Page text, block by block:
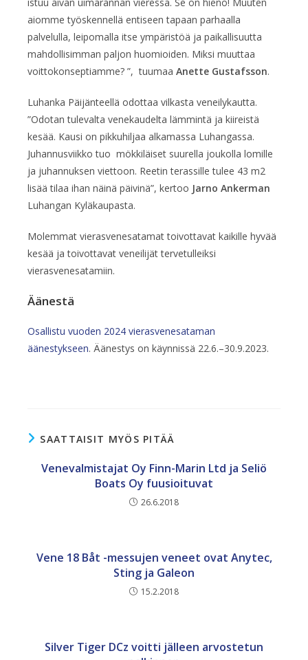
aiomme työskennellä entiseen tapaan parhaalla
palvelulla, leipomalla itse ympäristöä ja paikallisuutta
mahdollisimman paljon huomioiden. Miksi muuttaa
voittokonseptiamme? ”, tuumaa Anette Gustafsson.
Luhanka Päijänteellä odottaa vilkasta veneilykautta.
”Odotan tulevalta venekaudelta lämmintä ja kiireistä
kesää. Kausi on pikkuhiljaa alkamassa Luhangassa.
Juhannusviikko tuo mökkiläiset suurella joukolla lomille
ja juhannuksen viettoon. Reetin terassille tulee 43 m2
lisää tilaa ihan näinä päivinä”, kertoo Jarno Ankerman
Luhangan Kyläkaupasta.
Molemmat vierasvenesatamat toivottavat kaikille hyvää
kesää ja toivottavat veneilijät tervetulleiksi
vierasvenesatamiin.
Äänestä
Osallistu vuoden 2024 vierasvenesataman
äänestykseen. Äänestys on käynnissä 22.6.–30.9.2023.
SAATTAISIT MYÖS PITÄÄ
Venevalmistajat Oy Finn-Marin Ltd ja Seliö
Boats Oy fuusioituvat
26.6.2018
Vene 18 Båt -messujen veneet ovat Anytec,
Sting ja Galeon
15.2.2018
Silver Tiger DCz voitti jälleen arvostetun